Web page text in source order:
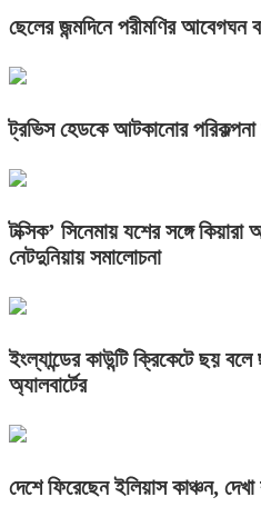
ছেলের জন্মদিনে পরীমণির আবেগঘন
ট্রভিস হেডকে আটকানোর পরিকল্পনা
টক্সিক’ সিনেমায় যশের সঙ্গে
নেটদুনিয়ায় সমালোচনা
ইংল্যান্ডের কাউন্টি ক্রিকেটে ছয়
অ্যালবার্টের
দেশে ফিরেছেন ইলিয়াস কাঞ্চন,